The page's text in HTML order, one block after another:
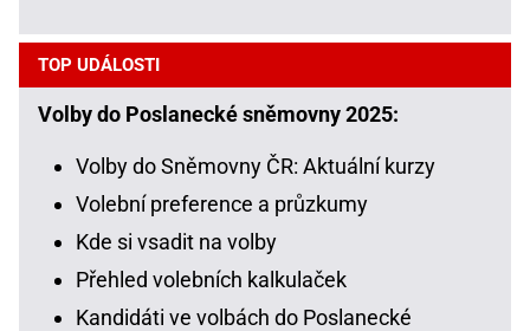
TOP UDÁLOSTI
Volby do Poslanecké sněmovny 2025:
Volby do Sněmovny ČR: Aktuální kurzy
Volební preference a průzkumy
Kde si vsadit na volby
Přehled volebních kalkulaček
Kandidáti ve volbách do Poslanecké